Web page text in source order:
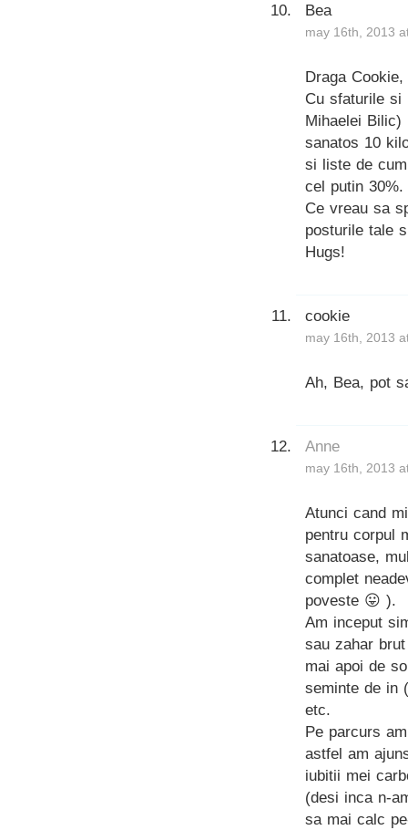
Bea
may 16th, 2013
Draga Cookie,
Cu sfaturile si
Mihaelei Bilic)
sanatos 10
si liste de
cel putin 30%.
Ce vreau sa
posturile tale
Hugs!
cookie
may 16th, 2013
Ah, Bea, pot
Anne
may 16th, 2013
Atunci cand
pentru corpul
sanatoase,
complet
poveste 😛 ).
Am inceput
sau zahar
mai apoi de
seminte de in
etc.
Pe parcurs
astfel am
iubitii mei
(desi inca n-
sa mai calc